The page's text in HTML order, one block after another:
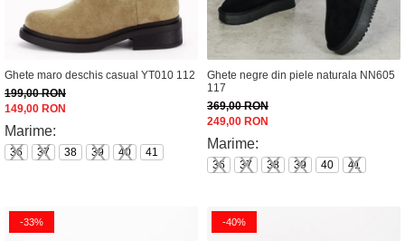
Ghete maro deschis casual YT010 112
199,00 RON
149,00 RON
Marime:
36 37 38 39 40 41
Ghete negre din piele naturala NN605
117
369,00 RON
249,00 RON
Marime:
36 37 38 39 40 41
-33% -40%